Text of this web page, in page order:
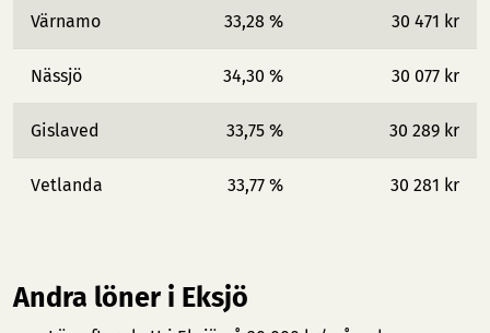
Värnamo 33,28 % 30 471 kr
Nässjö 34,30 % 30 077 kr
Gislaved 33,75 % 30 289 kr
Vetlanda 33,77 % 30 281 kr
Andra löner i Eksjö